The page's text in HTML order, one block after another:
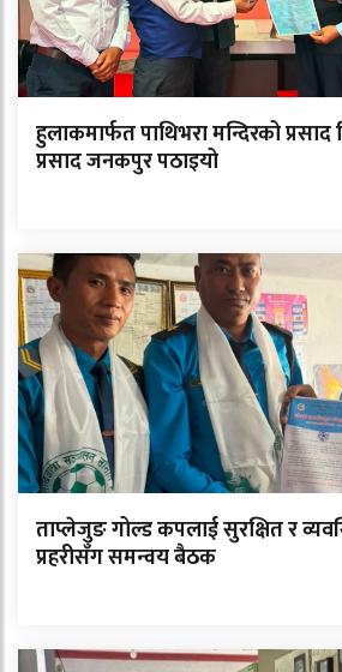
हुलाकमार्फत पाथिभरा मन्दिरको
प्रसाद जनकपुर पठाइयो
ताप्लेजुङ गोल्ड कपलाई सुरक्षित र
प्रहरीसँग समन्वय बैठक